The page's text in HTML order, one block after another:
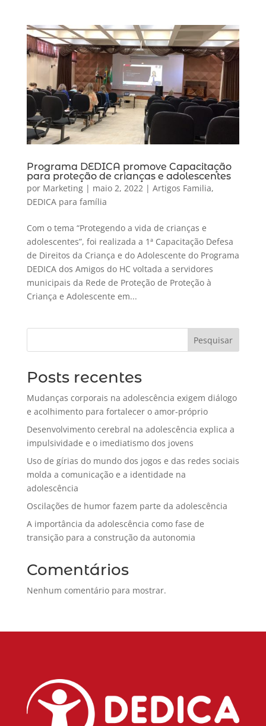
Programa DEDICA promove Capacitação
para proteção de crianças e adolescentes
por Marketing| maio 2, 2022| Artigos Familia,
DEDICA para família
Com o tema “Protegendo a vida de crianças e
adolescentes”, foi realizada a 1ª Capacitação Defesa
de Direitos da Criança e do Adolescente do Programa
DEDICA dos Amigos do HC voltada a servidores
municipais da Rede de Proteção de Proteção à
Criança e Adolescente em...
Pesquisar
Posts recentes
Mudanças corporais na adolescência exigem diálogo
e acolhimento para fortalecer o amor-próprio
Desenvolvimento cerebral na adolescência explica a
impulsividade e o imediatismo dos jovens
Uso de gírias do mundo dos jogos e das redes sociais
molda a comunicação e a identidade na
adolescência
Oscilações de humor fazem parte da adolescência
A importância da adolescência como fase de
transição para a construção da autonomia
Comentários
Nenhum comentário para mostrar.